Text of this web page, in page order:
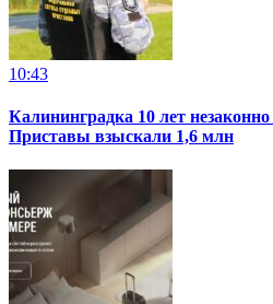
10:43
Калининградка 10 лет
Приставы взыскали 1,6 млн